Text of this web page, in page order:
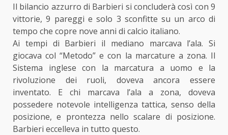
Il bilancio azzurro di Barbieri si concluderà così con 9
vittorie, 9 pareggi e solo 3 sconfitte su un arco di
tempo che copre nove anni di calcio italiano.
Ai tempi di Barbieri il mediano marcava l’ala. Si
giocava col “Metodo” e con la marcature a zona. Il
Sistema inglese con la marcatura a uomo e la
rivoluzione dei ruoli, doveva ancora essere
inventato. E chi marcava l’ala a zona, doveva
possedere notevole intelligenza tattica, senso della
posizione, e prontezza nello scalare di posizione.
Barbieri eccelleva in tutto questo.